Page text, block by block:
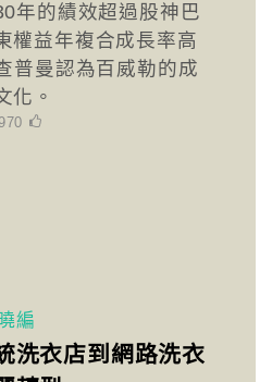
年的績效超過股神巴
權益年複合成長率高
普曼認為百威勒的成
化。
編
洗衣店到網路洗衣